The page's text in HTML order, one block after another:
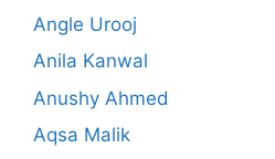
Angle Urooj
Anila Kanwal
Anushy Ahmed
Aqsa Malik